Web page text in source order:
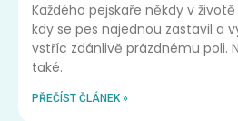
Každého pejskaře někdy v
kdy se pes najednou zastavil a
vstříc zdánlivě prázdnému poli.
také.
PŘEČÍST ČLÁNEK »